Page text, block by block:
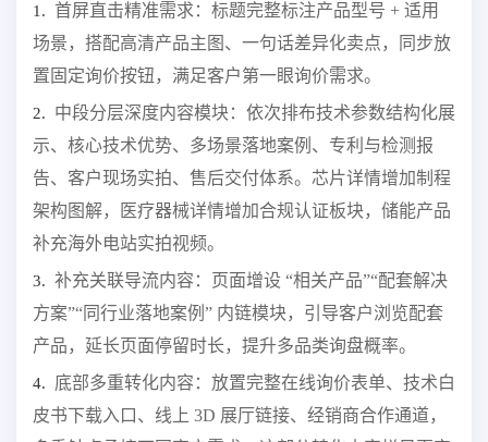
1.
首屏直击精准需求：标题完整标注产品型号 + 适用
场景，搭配高清产品主图、一句话差异化卖点，同步放
置固定询价按钮，满足客户第一眼询价需求。
2.
中段分层深度内容模块：依次排布技术参数结构化展
示、核心技术优势、多场景落地案例、专利与检测报
告、客户现场实拍、售后交付体系。芯片详情增加制程
架构图解，医疗器械详情增加合规认证板块，储能产品
补充海外电站实拍视频。
3. 补充关联导流内容：页面增设 “相关产品”“配套解决
方案”“同行业落地案例” 内链模块，引导客户浏览配套
产品，延长页面停留时长，提升多品类询盘概率。
4.
底部多重转化内容：放置完整在线询价表单、技术白
皮书下载入口、线上 3D 展厅链接、经销商合作通道，